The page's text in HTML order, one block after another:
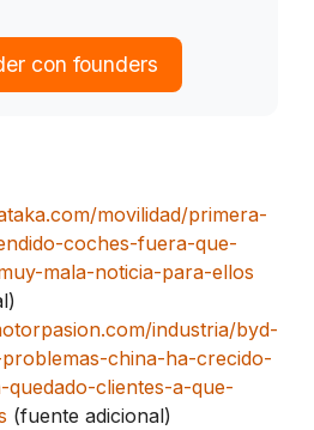
con founders
movilidad/primera-
coches-fuera-que-
mala-noticia-para-ellos
industria/byd-
china-ha-crecido-
quedado-clientes-a-que-
(fuente adicional)